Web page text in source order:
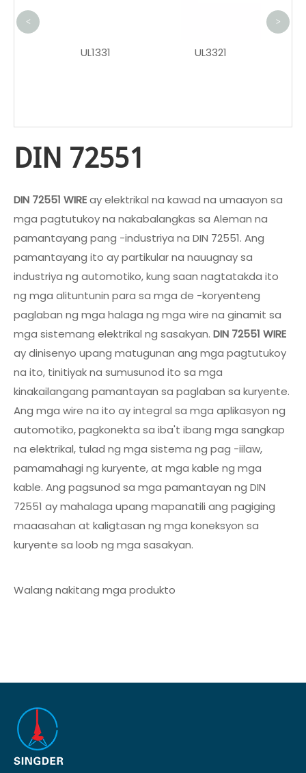
UL1331 UL3321
< >
DIN 72551
DIN 72551 WIREay elektrikal na kawad na umaayon sa
mga pagtutukoy na nakabalangkas sa Aleman na
pamantayang pang -industriya na DIN 72551. Ang
pamantayang ito ay partikular na nauugnay sa
industriya ng automotiko, kung saan nagtatakda ito
ng mga alituntunin para sa mga de -koryenteng
paglaban ng mga halaga ng mga wire na ginamit sa
mga sistemang elektrikal ng sasakyan. DIN 72551 WIRE
ay dinisenyo upang matugunan ang mga pagtutukoy
na ito, tinitiyak na sumusunod ito sa mga
kinakailangang pamantayan sa paglaban sa kuryente.
Ang mga wire na ito ay integral sa mga aplikasyon ng
automotiko, pagkonekta sa iba't ibang mga sangkap
na elektrikal, tulad ng mga sistema ng pag -iilaw,
pamamahagi ng kuryente, at mga kable ng mga
kable. Ang pagsunod sa mga pamantayan ng DIN
72551 ay mahalaga upang mapanatili ang pagiging
maaasahan at kaligtasan ng mga koneksyon sa
kuryente sa loob ng mga sasakyan.
Walang nakitang mga produkto